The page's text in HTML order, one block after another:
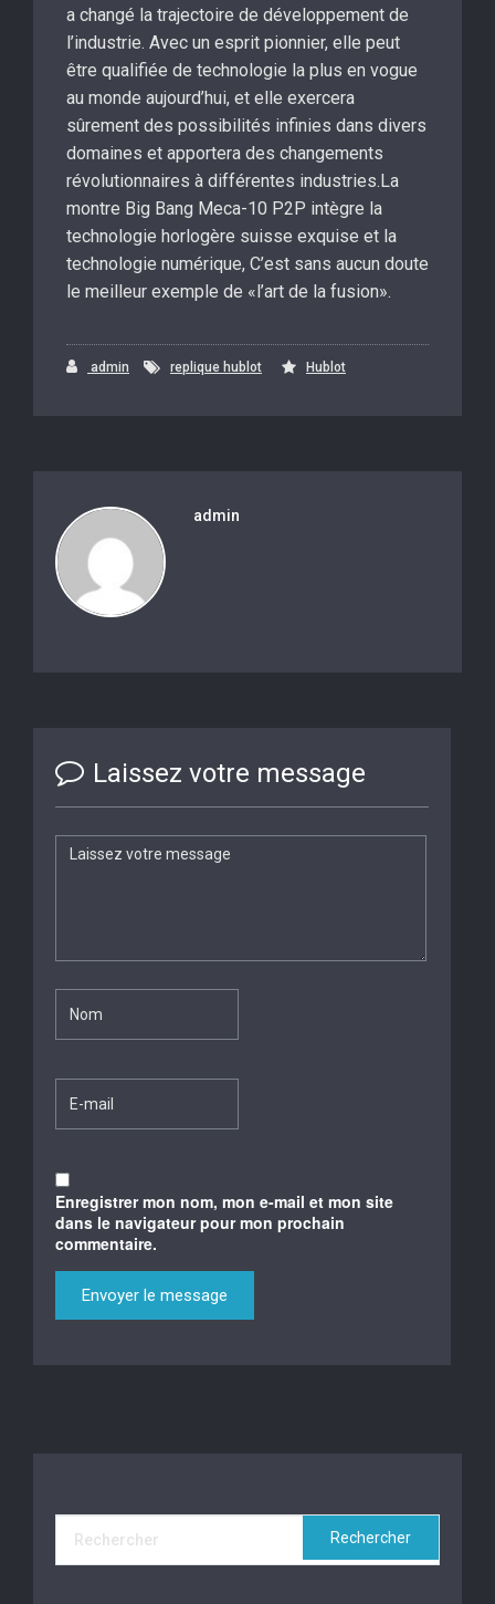
a changé la trajectoire de développement de
l’industrie. Avec un esprit pionnier, elle peut
être qualifiée de technologie la plus en vogue
au monde aujourd’hui, et elle exercera
sûrement des possibilités infinies dans divers
domaines et apportera des changements
révolutionnaires à différentes industries.La
montre Big Bang Meca-10 P2P intègre la
technologie horlogère suisse exquise et la
technologie numérique, C’est sans aucun doute
le meilleur exemple de «l’art de la fusion».
admin replique hublot Hublot
admin
Laissez votre message
Enregistrer mon nom, mon e-mail et mon site
dans le navigateur pour mon prochain
commentaire.